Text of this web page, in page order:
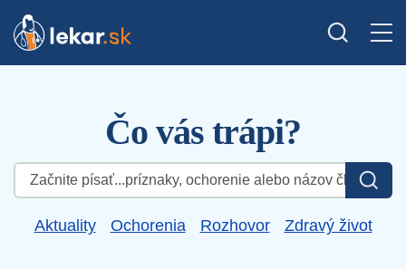
Čo vás trápi?
Hľadať:
Aktuality Ochorenia Rozhovor Zdravý život